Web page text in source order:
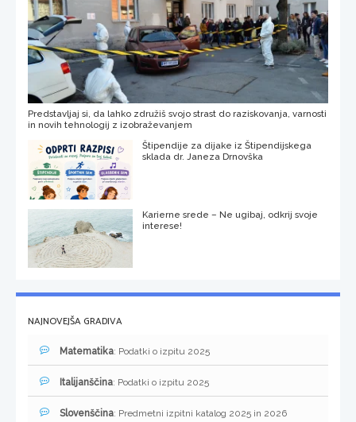
Predstavljaj si, da lahko združiš svojo strast do raziskovanja, varnosti
in novih tehnologij z izobraževanjem
Štipendije za dijake iz Štipendijskega
sklada dr. Janeza Drnovška
Karierne srede – Ne ugibaj, odkrij svoje
interese!
NAJNOVEJŠA GRADIVA
Matematika: Podatki o izpitu 2025
Italijanščina: Podatki o izpitu 2025
Slovenščina: Predmetni izpitni katalog 2025 in 2026